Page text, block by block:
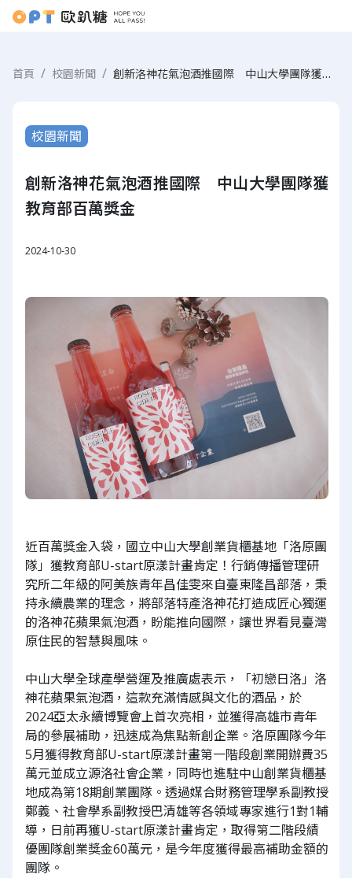
首頁 校園新聞 創新洛神花氣泡酒推國際 中山大學團隊獲教育部百萬獎金
校園新聞
創新洛神花氣泡酒推國際 中山大學團隊獲
教育部百萬獎金
2024-10-30
近百萬獎金入袋，國立中山大學創業貨櫃基地「洛原團
隊」獲教育部U-start原漾計畫肯定！行銷傳播管理研
究所二年級的阿美族青年昌佳雯來自臺東隆昌部落，秉
持永續農業的理念，將部落特產洛神花打造成匠心獨運
的洛神花蘋果氣泡酒，盼能推向國際，讓世界看見臺灣
原住民的智慧與風味。
中山大學全球產學營運及推廣處表示，「初戀日洛」洛
神花蘋果氣泡酒，這款充滿情感與文化的酒品，於
2024亞太永續博覽會上首次亮相，並獲得高雄市青年
局的參展補助，迅速成為焦點新創企業。洛原團隊今年
5月獲得教育部U-start原漾計畫第一階段創業開辦費35
萬元並成立源洛社會企業，同時也進駐中山創業貨櫃基
地成為第18期創業團隊。透過媒合財務管理學系副教授
鄭義、社會學系副教授巴清雄等各領域專家進行1對1輔
導，日前再獲U-start原漾計畫肯定，取得第二階段績
優團隊創業獎金60萬元，是今年度獲得最高補助金額的
團隊。